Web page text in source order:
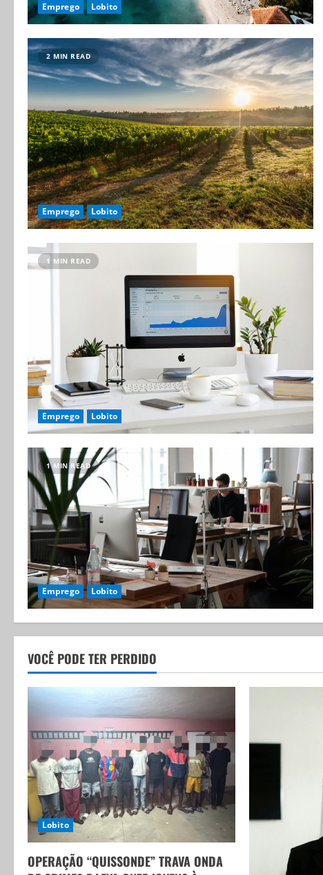
Emprego Lobito
2 MIN READ
Emprego Lobito
1 MIN READ
Emprego Lobito
1 MIN READ
Emprego Lobito
VOCÊ PODE TER PERDIDO
Lobito
OPERAÇÃO “QUISSONDE” TRAVA ONDA